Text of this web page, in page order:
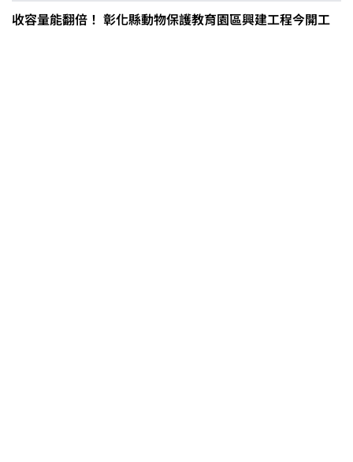
收容量能翻倍！ 彰化縣動物保護教育園區興建工程今開工